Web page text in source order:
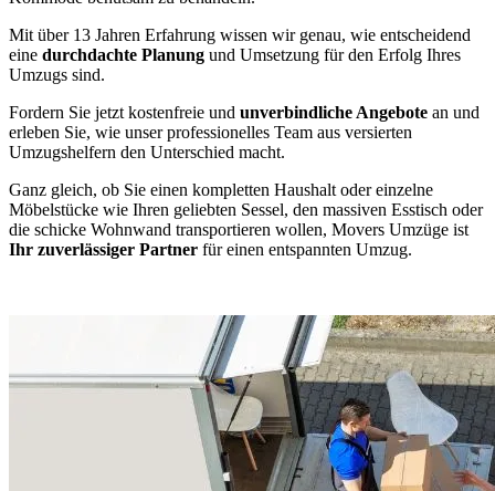
Mit über 13 Jahren Erfahrung wissen wir genau, wie entscheidend
eine durchdachte Planung und Umsetzung für den Erfolg Ihres
Umzugs sind.
Fordern Sie jetzt kostenfreie und unverbindliche Angebote an und
erleben Sie, wie unser professionelles Team aus versierten
Umzugshelfern den Unterschied macht.
Ganz gleich, ob Sie einen kompletten Haushalt oder einzelne
Möbelstücke wie Ihren geliebten Sessel, den massiven Esstisch oder
die schicke Wohnwand transportieren wollen, Movers Umzüge ist
Ihr zuverlässiger Partner für einen entspannten Umzug.